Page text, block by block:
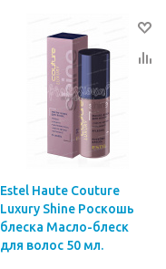
Estel Haute Couture
Luxury Shine Роскошь
блеска Масло-блеск
для волос 50 мл.